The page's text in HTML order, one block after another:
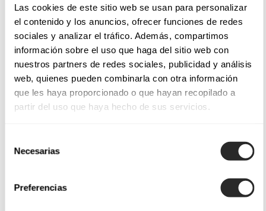
Las cookies de este sitio web se usan para personalizar
el contenido y los anuncios, ofrecer funciones de redes
sociales y analizar el tráfico. Además, compartimos
información sobre el uso que haga del sitio web con
nuestros partners de redes sociales, publicidad y análisis
web, quienes pueden combinarla con otra información
que les haya proporcionado o que hayan recopilado a
partir del uso que haya hecho de sus servicios.
Necesarias
Preferencias